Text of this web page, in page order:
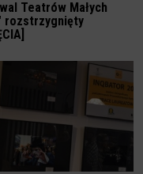
Teatrów Małych
rozstrzygnięty